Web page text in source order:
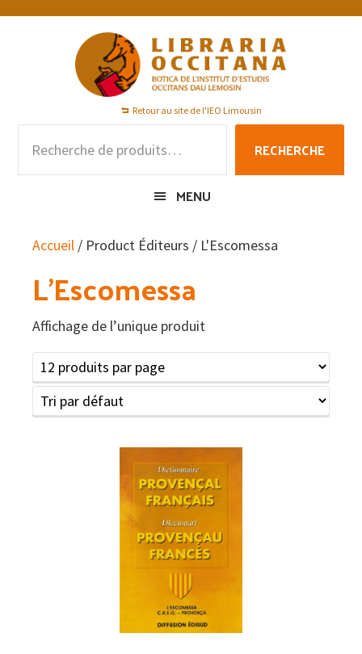
Passer
Passer
Passer
Retour au site de l'IEO Limousin
pour :
RECHERCHE
MENU
Accueil / Product Éditeurs / L'Escomessa
L'Escomessa
Affichage de l’unique produit